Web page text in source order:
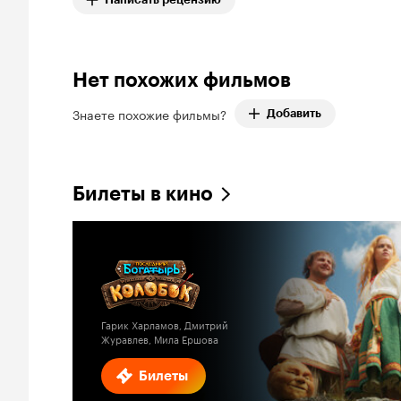
Нет похожих фильмов
Знаете похожие фильмы? Добавить
Билеты в кино
Билеты
Гарик Харламов, Дмитрий
Журавлев, Мила Ершова